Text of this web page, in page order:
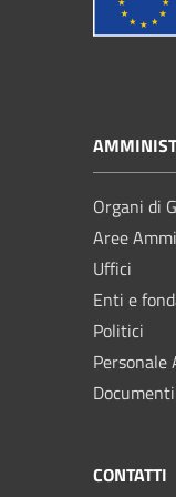
Organi di
Aree
Uffici
Enti e
Politici
CONTATTI